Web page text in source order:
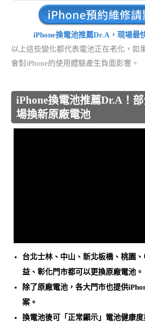
iPhone換電池推薦Dr.A，現場最
以上這些變化都代表電池正在老化，如
會對iPhone的使用體驗產生負面影響。
iPhone換電池推薦Dr.A！
場換新原廠電池
台北士林、中山、新北板橋、桃園
益、彰化門市都可以更換原廠電池 。
除了原廠電池，各大門市也提供
案 。
換電池後可 「正常顯示」電池健康